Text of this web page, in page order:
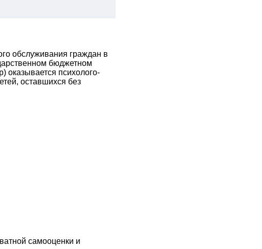
обслуживания граждан в
бюджетном
оказывается психолого-
оставшихся без
самооценки и